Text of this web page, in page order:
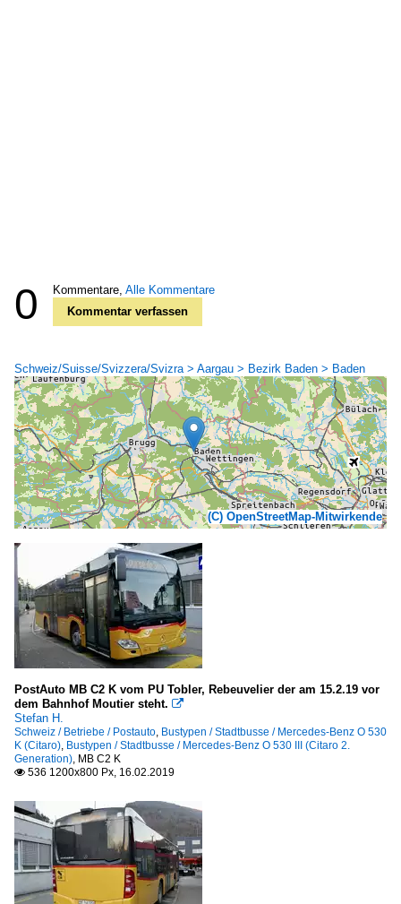
0 Kommentare, Alle Kommentare
Kommentar verfassen
Schweiz/Suisse/Svizzera/Svizra > Aargau > Bezirk Baden > Baden
(C) OpenStreetMap-Mitwirkende
PostAuto MB C2 K vom PU Tobler, Rebeuvelier der am 15.2.19 vor
dem Bahnhof Moutier steht. 
Stefan H.
Schweiz / Betriebe / Postauto, Bustypen / Stadtbusse / Mercedes-Benz O 530
K (Citaro), Bustypen / Stadtbusse / Mercedes-Benz O 530 III (Citaro 2.
Generation), MB C2 K
 536 1200x800 Px, 16.02.2019